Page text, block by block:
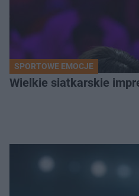
SPORTOWE EMOCJE
Wielkie siatkarskie